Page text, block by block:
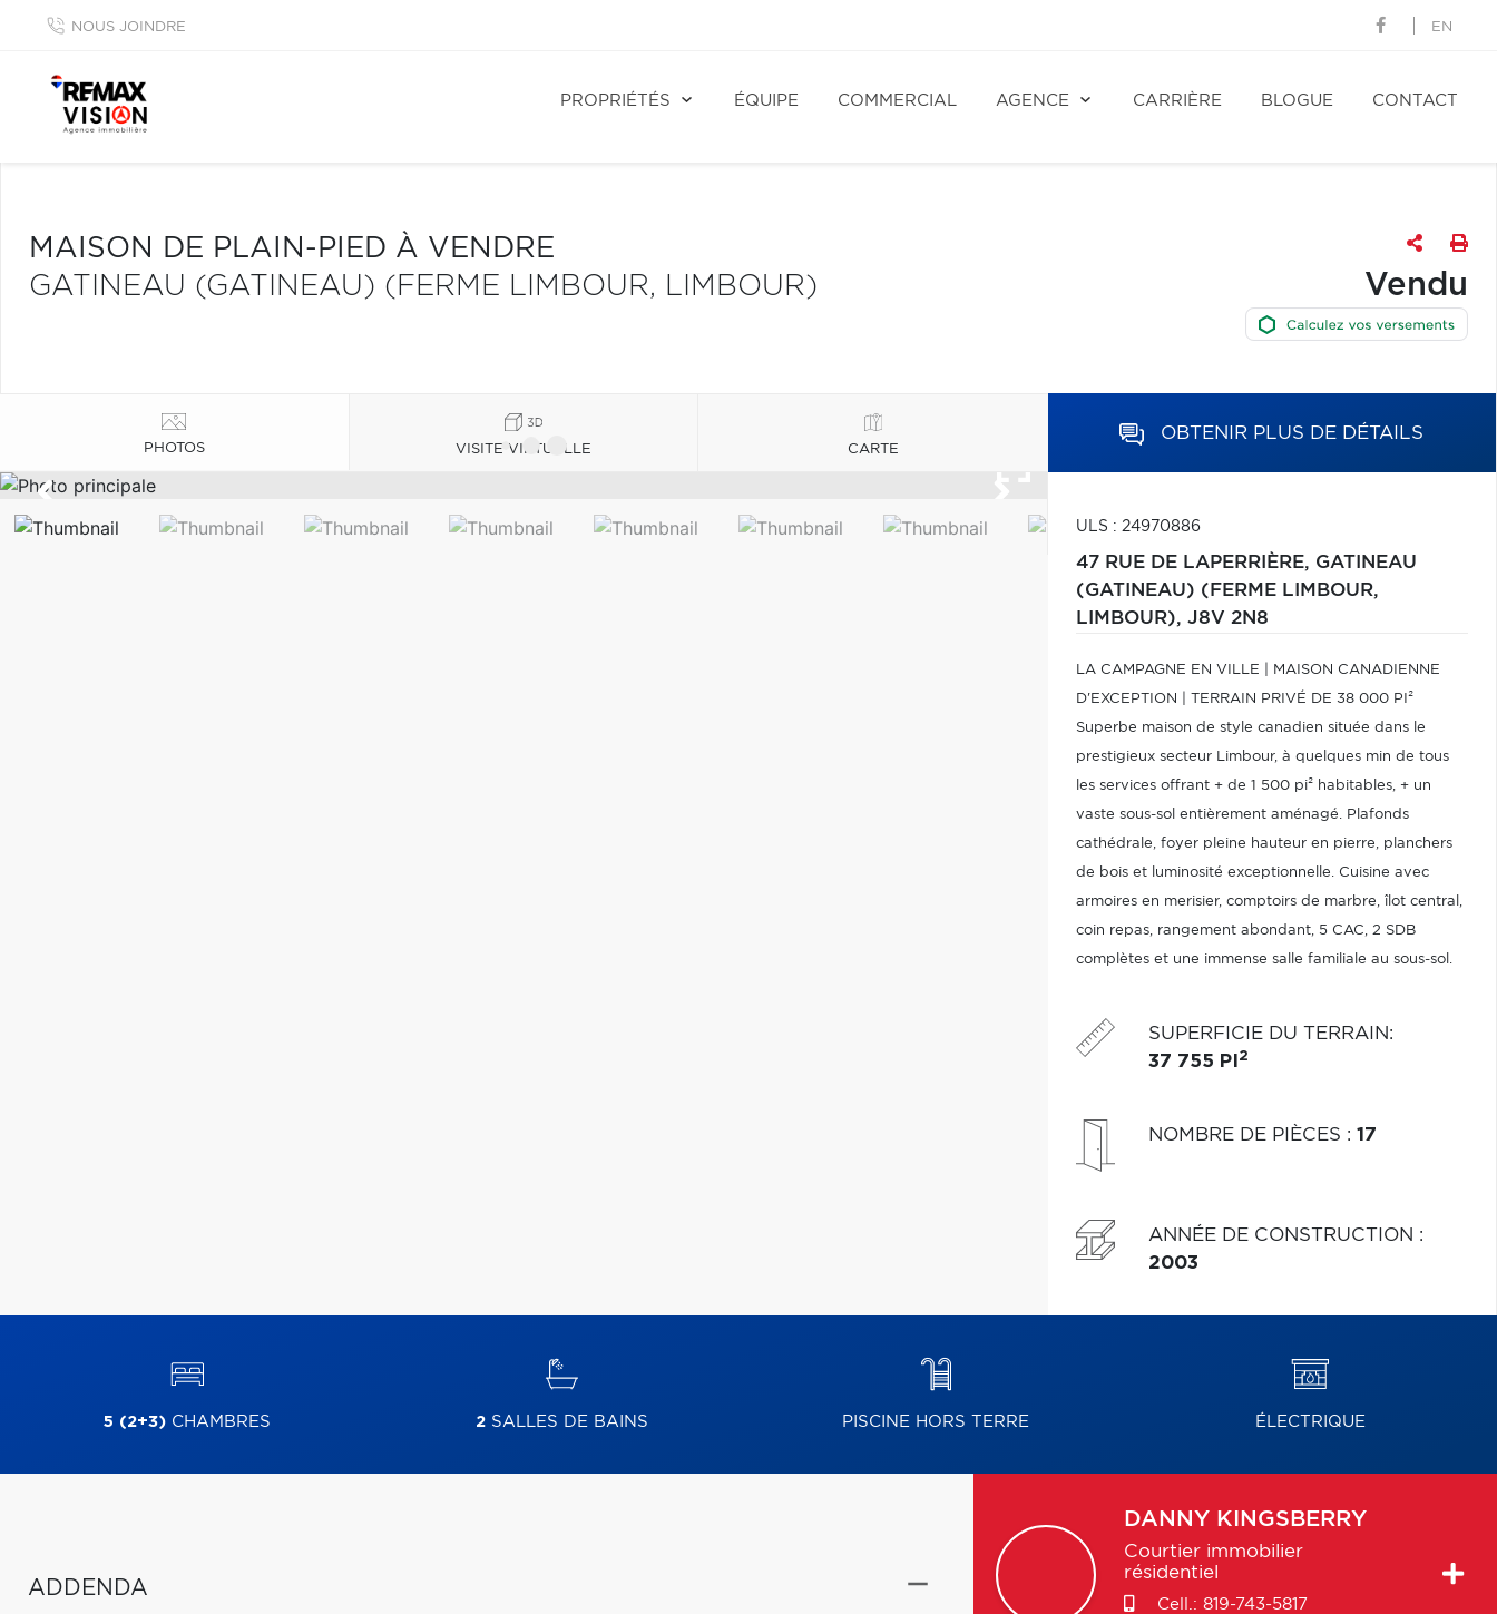
NOUS JOINDRE EN
PROPRIÉTÉS ÉQUIPE COMMERCIAL AGENCE CARRIÈRE BLOGUE CONTACT
MAISON DE PLAIN-PIED À VENDRE
GATINEAU (GATINEAU) (FERME LIMBOUR, LIMBOUR)
Vendu
PHOTOS VISITE VIRTUELLE CARTE
OBTENIR PLUS DE DÉTAILS
ULS : 24970886
47 RUE DE LAPERRIÈRE, GATINEAU
(GATINEAU) (FERME LIMBOUR,
LIMBOUR), J8V 2N8
LA CAMPAGNE EN VILLE | MAISON CANADIENNE
D'EXCEPTION | TERRAIN PRIVÉ DE 38 000 PI²
Superbe maison de style canadien située dans le
prestigieux secteur Limbour, à quelques min de tous
les services offrant + de 1 500 pi² habitables, + un
vaste sous-sol entièrement aménagé. Plafonds
cathédrale, foyer pleine hauteur en pierre, planchers
de bois et luminosité exceptionnelle. Cuisine avec
armoires en merisier, comptoirs de marbre, îlot central,
coin repas, rangement abondant, 5 CAC, 2 SDB
complètes et une immense salle familiale au sous-sol.
gazebo, pergola, immense terrasse, coup de coeur
+++
SUPERFICIE DU TERRAIN:
37 755 PI 2
NOMBRE DE PIÈCES : 17
ANNÉE DE CONSTRUCTION :
2003
5 (2+3) CHAMBRES 2SALLES DE BAINS PISCINE HORS TERRE ÉLECTRIQUE
ADDENDA
DANNY KINGSBERRY
Courtier immobilier
résidentiel
Cell.: 819-743-5817